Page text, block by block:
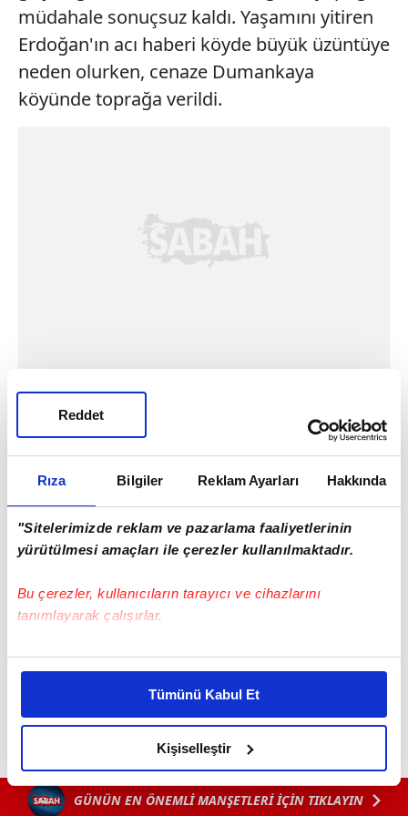
Rıza Bilgiler Reklam Ayarları Hakkında
"Sitelerimizde reklam ve pazarlama faaliyetlerinin
yürütülmesi amaçları ile çerezler kullanılmaktadır.
Bu çerezler, kullanıcıların tarayıcı ve cihazlarını
tanımlayarak çalışırlar.
Bu çerezlere izin vermeniz halinde sizlere özel
daha iyi reklam deneyimi yaşatabiliriz. Bunu yaparken
amacımızın size daha iyi bir reklam deneyimi sunmak
olduğunu ve sizlere en iyi içerikleri sunabilmek adına
elimizden gelen çabayı gösterdiğimizi ve bu noktada,
reklamların maliyetlerimizi karşılamak noktasında tek gelir
kalemimiz olduğunu sizlere hatırlatmak isteriz.
Tümünü Kabul Et
Kişiselleştir
Reddet
müdahale sonuçsuz kaldı. Yaşamını yitiren
Erdoğan'ın acı haberi köyde büyük üzüntüye
neden olurken, cenaze Dumankaya
köyünde toprağa verildi.
Haber Girişi
GÜNÜN EN ÖNEMLİ MANŞETLERİ İÇİN TIKLAYIN